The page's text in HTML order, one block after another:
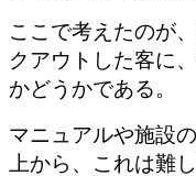
ここで考えたのが
クアウトした客に
かどうかである。
マニュアルや施設
上から、これは難